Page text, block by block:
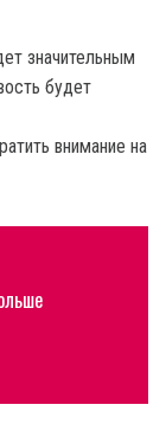
значительным
будет
внимание на